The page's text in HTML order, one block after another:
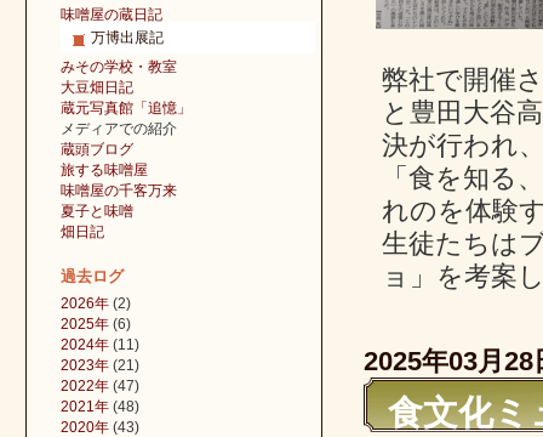
弊社で開催
と豊田大谷
決が行われ
「食を知る
れのを体験
生徒たちは
ョ」を考案
2025年03月28
食文化ミ
味噌屋の蔵日記
万博出展記
みその学校・教室
大豆畑日記
蔵元写真館「追憶」
メディアでの紹介
蔵頭ブログ
旅する味噌屋
味噌屋の千客万来
夏子と味噌
畑日記
過去ログ
2026年 (2)
2025年 (6)
2024年 (11)
2023年 (21)
2022年 (47)
2021年 (48)
2020年 (43)